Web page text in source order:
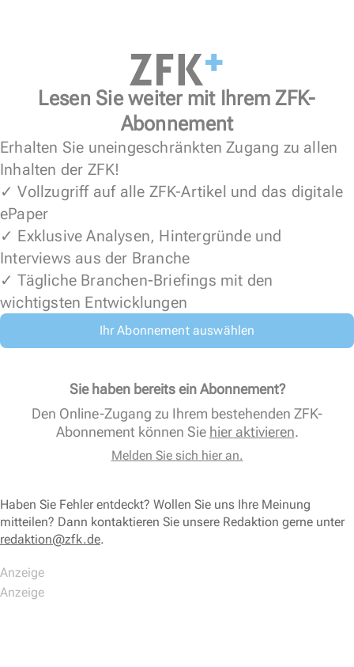
Lesen Sie weiter mit Ihrem ZFK-
Abonnement
Erhalten Sie uneingeschränkten Zugang zu allen
Inhalten der ZFK!
✓ Vollzugriff auf alle ZFK-Artikel und das digitale
ePaper
✓ Exklusive Analysen, Hintergründe und
Interviews aus der Branche
✓ Tägliche Branchen-Briefings mit den
wichtigsten Entwicklungen
Ihr Abonnement auswählen
Sie haben bereits ein Abonnement?
Den Online-Zugang zu Ihrem bestehenden ZFK-
Abonnement können Sie hier aktivieren.
Melden Sie sich hier an.
Haben Sie Fehler entdeckt? Wollen Sie uns Ihre Meinung
mitteilen? Dann kontaktieren Sie unsere Redaktion gerne unter
redaktion@zfk.de.